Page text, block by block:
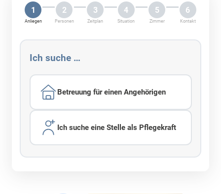
1
Anliegen
2
Personen
3
Zeitplan
4
Situation
5
Zimmer
6
Kontakt
Ich suche …
Betreuung für einen Angehörigen
Ich suche eine Stelle als Pflegekraft